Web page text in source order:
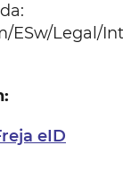
ESw/Legal/
eID